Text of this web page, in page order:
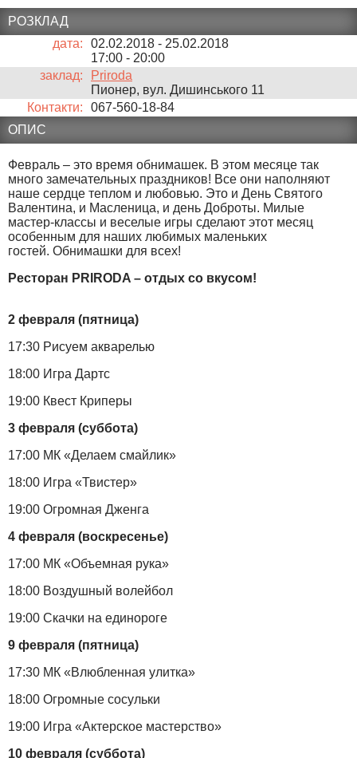
РОЗКЛАД
дата:
02.02.2018 - 25.02.2018
17:00 - 20:00
заклад:
Priroda
Пионер, вул. Дишинського 11
Контакти:
067-560-18-84
ОПИС
Февраль – это время обнимашек. В этом месяце так
много замечательных праздников! Все они наполняют
наше сердце теплом и любовью. Это и День Святого
Валентина, и Масленица, и день Доброты. Милые
мастер-классы и веселые игры сделают этот месяц
особенным для наших любимых маленьких
гостей. Обнимашки для всех!
Ресторан PRIRODA – отдых со вкусом!
2 февраля (пятница)
17:30 Рисуем акварелью
18:00 Игра Дартс
19:00 Квест Криперы
3 февраля (суббота)
17:00 МК «Делаем смайлик»
18:00 Игра «Твистер»
19:00 Огромная Дженга
4 февраля (воскресенье)
17:00 МК «Объемная рука»
18:00 Воздушный волейбол
19:00 Скачки на единороге
9 февраля (пятница)
17:30 МК «Влюбленная улитка»
18:00 Огромные сосульки
19:00 Игра «Актерское мастерство»
10 февраля (суббота)